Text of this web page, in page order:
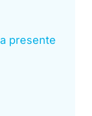
presente